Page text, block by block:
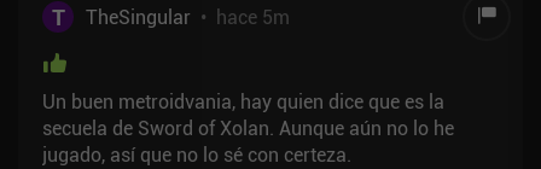
T TheSingular • hace 5m
Un buen metroidvania, hay quien dice que es la
secuela de Sword of Xolan. Aunque aún no lo he
jugado, así que no lo sé con certeza.